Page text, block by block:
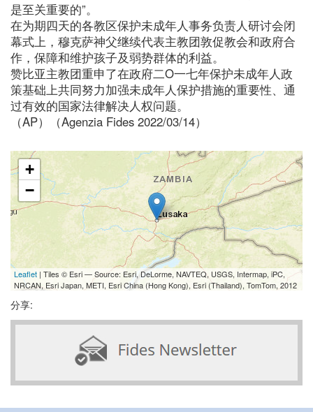
是至关重要的”。
在为期四天的各教区保护未成年人事务负责人研讨会闭
幕式上，穆克萨神父继续代表主教团敦促教会和政府合
作，保障和维护孩子及弱势群体的利益。
赞比亚主教团重申了在政府二O一七年保护未成年人政
策基础上共同努力加强未成年人保护措施的重要性、通
过有效的国家法律解决人权问题。
（AP）（Agenzia Fides 2022/03/14）
+
−
Leaflet | Tiles © Esri — Source: Esri, DeLorme, NAVTEQ, USGS, Intermap, iPC,
NRCAN, Esri Japan, METI, Esri China (Hong Kong), Esri (Thailand), TomTom, 2012
分享: